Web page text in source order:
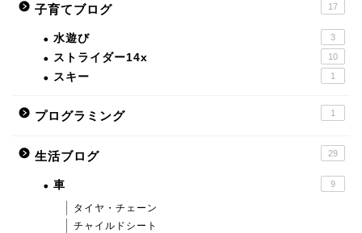
子育てブログ 17
水遊び 3
ストライダー14x 10
スキー 1
プログラミング 1
生活ブログ 29
車 9
タイヤ・チェーン
チャイルドシート